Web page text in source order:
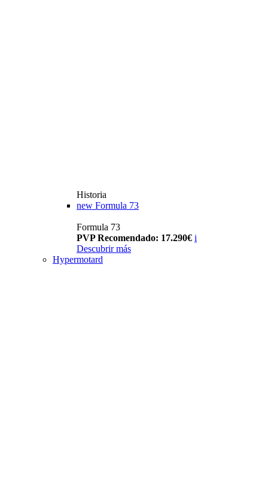
Historia
new Formula 73
Formula 73
PVP Recomendado: 17.290€ i
Descubrir más
Hypermotard